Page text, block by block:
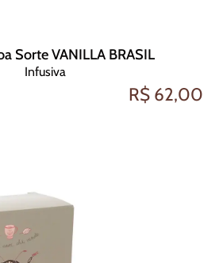
Sorte VANILLA BRASIL
Infusiva
R$ 62,00